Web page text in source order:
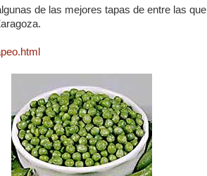
de las mejores tapas de entre las que